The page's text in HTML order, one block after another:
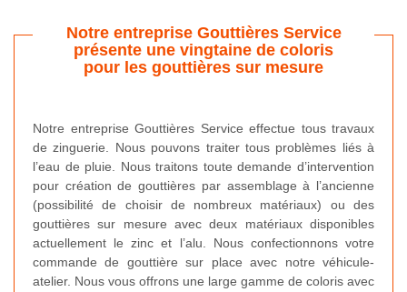
Notre entreprise Gouttières Service
présente une vingtaine de coloris
pour les gouttières sur mesure
Notre entreprise Gouttières Service effectue tous travaux
de zinguerie. Nous pouvons traiter tous problèmes liés à
l’eau de pluie. Nous traitons toute demande d’intervention
pour création de gouttières par assemblage à l’ancienne
(possibilité de choisir de nombreux matériaux) ou des
gouttières sur mesure avec deux matériaux disponibles
actuellement le zinc et l’alu. Nous confectionnons votre
commande de gouttière sur place avec notre véhicule-
atelier. Nous vous offrons une large gamme de coloris avec